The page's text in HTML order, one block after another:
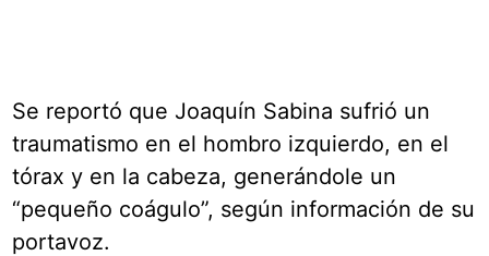
Se reportó que Joaquín Sabina sufrió un
traumatismo en el hombro izquierdo, en el
tórax y en la cabeza, generándole un
“pequeño coágulo”, según información de su
portavoz.